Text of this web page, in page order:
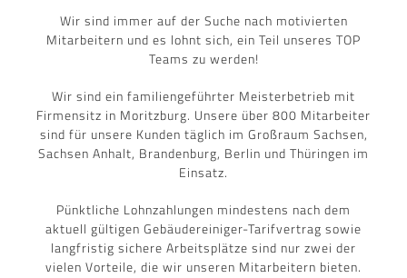
Wir sind immer auf der Suche nach motivierten
Mitarbeitern und es lohnt sich, ein Teil unseres TOP
Teams zu werden!
Wir sind ein familiengeführter Meisterbetrieb mit
Firmensitz in Moritzburg. Unsere über 800 Mitarbeiter
sind für unsere Kunden täglich im Großraum Sachsen,
Sachsen Anhalt, Brandenburg, Berlin und Thüringen im
Einsatz.
Pünktliche Lohnzahlungen mindestens nach dem
aktuell gültigen Gebäudereiniger-Tarifvertrag sowie
langfristig sichere Arbeitsplätze sind nur zwei der
vielen Vorteile, die wir unseren Mitarbeitern bieten.